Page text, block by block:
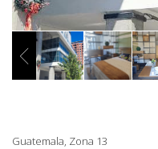
Guatemala, Zona 13